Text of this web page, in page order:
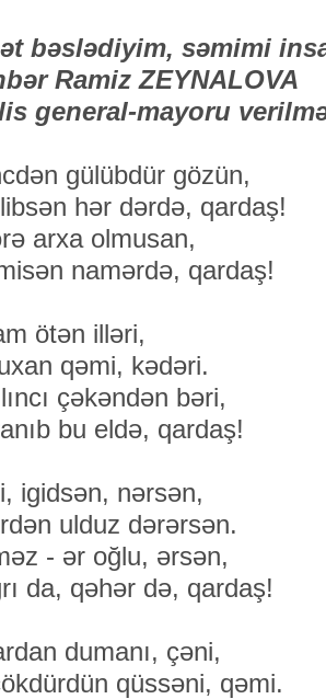
bəslədiyim, səmimi
Ramiz ZEYNALOVA
general-mayoru
gülübdür gözün,
hər dərdə, qardaş!
arxa olmusan,
namərdə, qardaş!
ötən illəri,
qəmi, kədəri.
çəkəndən bəri,
bu eldə, qardaş!
igidsən, nərsən,
ulduz dərərsən.
- ər oğlu, ərsən,
da, qəhər də, qardaş!
dumanı, çəni,
qüssəni, qəmi.